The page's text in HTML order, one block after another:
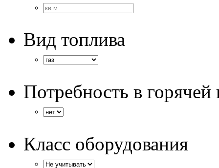
Вид топлива
Потребность в горячей
Класс оборудования